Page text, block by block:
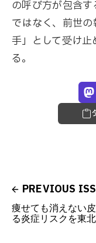
の呼び方が包含
ではなく、前世
手」として受け
る。
PREVIOUS
痩せても消えない
る炎症リスクを東